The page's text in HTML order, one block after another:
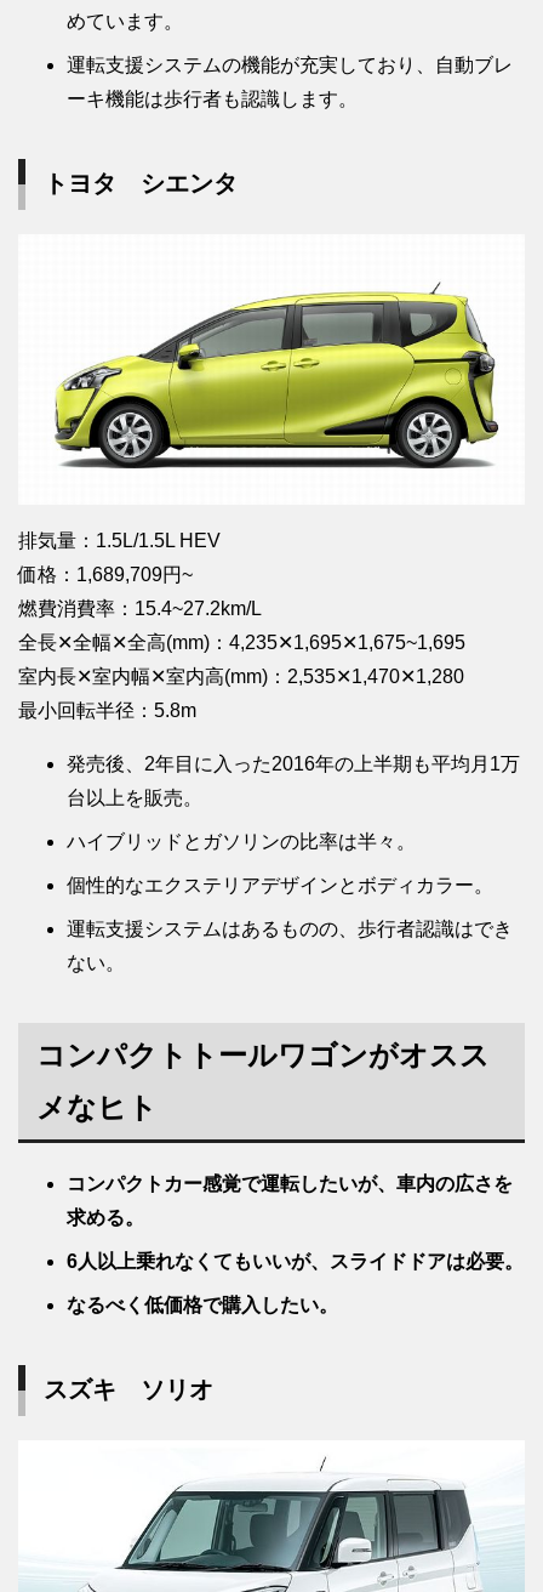
めています。
運転支援システムの機能が充実しており、自動ブレ
ーキ機能は歩行者も認識します。
トヨタ シエンタ
排気量：1.5L/1.5L HEV
価格：1,689,709円~
燃費消費率：15.4~27.2km/L
全長✕全幅✕全高(mm)：4,235✕1,695✕1,675~1,695
室内長✕室内幅✕室内高(mm)：2,535✕1,470✕1,280
最小回転半径：5.8m
発売後、2年目に入った2016年の上半期も平均月1万
台以上を販売。
ハイブリッドとガソリンの比率は半々。
個性的なエクステリアデザインとボディカラー。
運転支援システムはあるものの、歩行者認識はでき
ない。
コンパクトトールワゴンがオスス
メなヒト
コンパクトカー感覚で運転したいが、車内の広さを
求める。
6人以上乗れなくてもいいが、スライドドアは必要。
なるべく低価格で購入したい。
スズキ ソリオ